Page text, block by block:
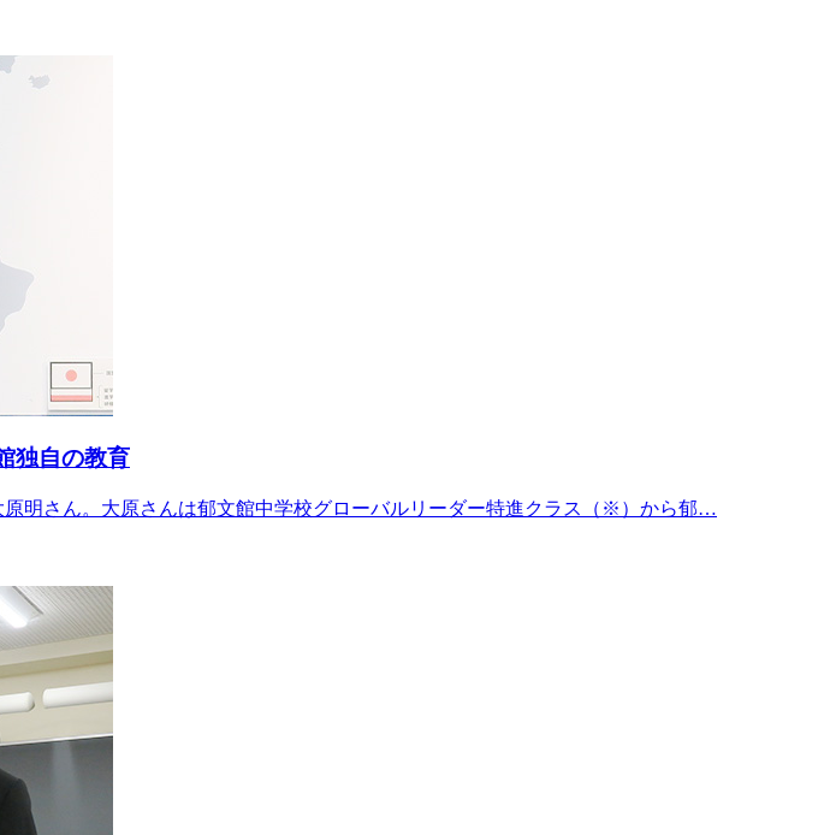
独自の教育
明さん。大原さんは郁文館中学校グローバルリーダー特進クラス（※）から郁…